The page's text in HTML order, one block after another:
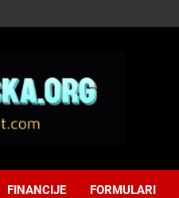
FINANCIJE FORMULARI